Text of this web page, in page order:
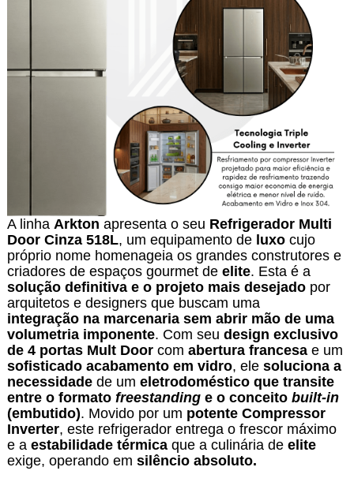
A linha Arkton apresenta o seu Refrigerador Multi
Door Cinza 518L, um equipamento de luxocujo
próprio nome homenageia os grandes construtores e
criadores de espaços gourmet de elite. Esta é a
solução definitiva e o projeto mais desejadopor
arquitetos e designers que buscam uma
integração na marcenaria sem abrir mão de uma
volumetria imponente. Com seu design exclusivo
de 4 portas Mult Door com abertura francesa e um
sofisticado acabamento em vidro, ele soluciona a
necessidadede um eletrodoméstico que transite
entre o formato freestandinge o conceito built-in
(embutido). Movido por um potente Compressor
Inverter, este refrigerador entrega o frescor máximo
e a estabilidade térmicaque a culinária de elite
exige, operando em silêncio absoluto.